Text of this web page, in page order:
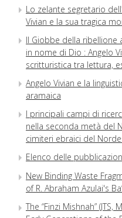
Lo zelante segretario
Vivian e la sua tragica
Il Giobbe della ribellione
in nome di Dio : Angelo
scritturistica tra lettura,
Angelo Vivian e la
aramaica
I principali campi di
nella seconda metà del
cimiteri ebraici del
Elenco delle
New Binding Waste
of R. Abraham Azulai's
The “Finzi Mishnah” (JTS,